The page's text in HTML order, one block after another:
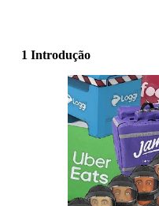
1 Introdução